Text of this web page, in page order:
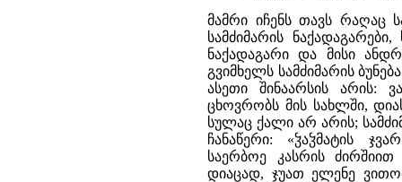
მამრი იჩენს თავს რაღაც
სამძიმარის
ნაქადაგარი და მისი
გვიმხელს სამძიმარის
ასეთი შინაარსის არის:
ცხოვრობს მის სახლში,
სულაც ქალი არ არის;
ჩანაწერი: «ჴაჴმატის
საერბოე კასრის
დიაცად, ჯუათ ელენე